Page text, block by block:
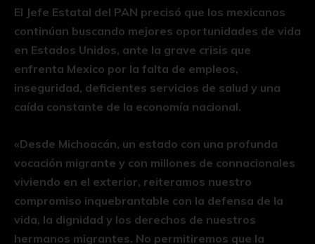
El Jefe Estatal del PAN precisó que los mexicanos
continúan buscando mejores oportunidades de vida
en Estados Unidos, ante la grave crisis que
enfrenta Mexico por la falta de empleos,
inseguridad, deficientes servicios de salud y una
caída constante de la economía nacional.
«Desde Michoacán, un estado con una profunda
vocación migrante y con millones de connacionales
viviendo en el exterior, reiteramos nuestro
compromiso inquebrantable con la defensa de la
vida, la dignidad y los derechos de nuestros
hermanos migrantes. No permitiremos que la